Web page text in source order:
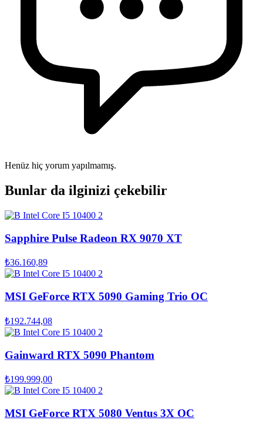
Henüz hiç yorum yapılmamış.
Bunlar da ilginizi çekebilir
Sapphire Pulse Radeon RX 9070 XT
₺36.160,89
MSI GeForce RTX 5090 Gaming Trio OC
₺192.744,08
Gainward RTX 5090 Phantom
₺199.999,00
MSI GeForce RTX 5080 Ventus 3X OC